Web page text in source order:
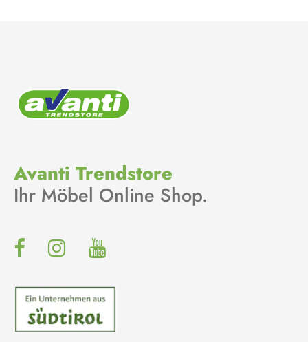
Avanti Trendstore
Ihr Möbel Online Shop.